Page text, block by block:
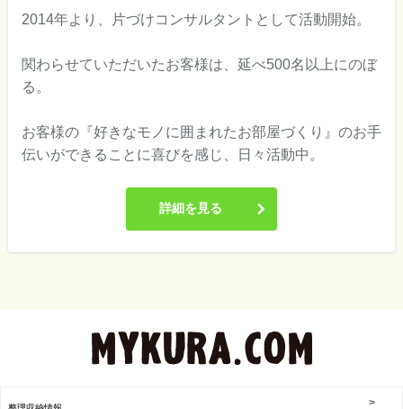
2014年より、片づけコンサルタントとして活動開始。
関わらせていただいたお客様は、延べ500名以上にのぼ
る。
お客様の『好きなモノに囲まれたお部屋づくり』のお手
伝いができることに喜びを感じ、日々活動中。
詳細を見る